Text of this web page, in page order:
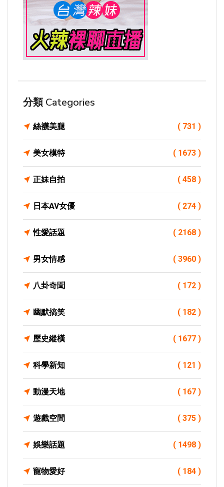
分類 Categories
絲襪美腿 ( 731 )
美女模特 ( 1673 )
正妹自拍 ( 458 )
日本AV女優 ( 274 )
性愛話題 ( 2168 )
男女情感 ( 3960 )
八卦奇聞 ( 172 )
幽默搞笑 ( 182 )
歷史縱橫 ( 1677 )
科學新知 ( 121 )
動漫天地 ( 167 )
遊戲空間 ( 375 )
娛樂話題 ( 1498 )
寵物愛好 ( 184 )